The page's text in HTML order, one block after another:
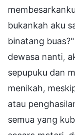
bukankah aku
binatang
dewasa nanti,
sepupuku dan
menikah,
atau
semua yang